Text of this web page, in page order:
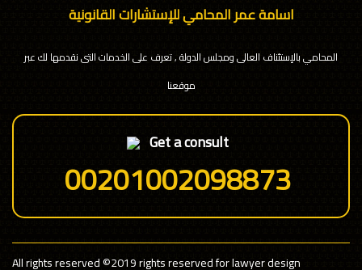
اسامة عمر المحامي للإستشارات القانونية
المحامي بالإستئناف العالى ومجلس الدولة , تعرف على الخدمات التى نقدمها لك عبر
موقعنا
Get a consult
00201002098873
All rights reserved©2019 rights reserved for lawyer design